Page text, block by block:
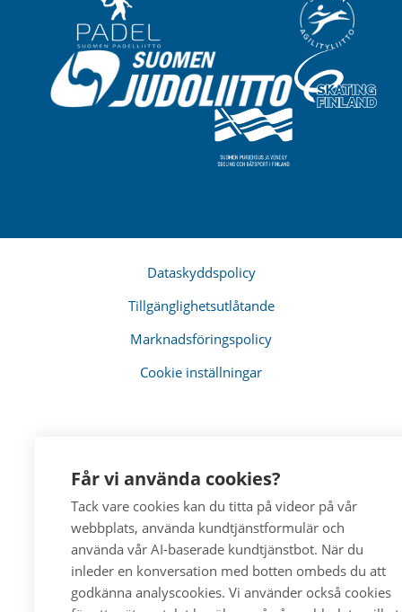
Får vi använda cookies?
Tack vare cookies kan du titta på videor på vår
webbplats, använda kundtjänstformulär och
använda vår AI-baserade kundtjänstbot. När du
inleder en konversation med botten ombeds du att
godkänna analyscookies. Vi använder också cookies
Dataskyddspolicy
Tillgänglighetsutlåtande
Marknadsföringspolicy
Cookie inställningar